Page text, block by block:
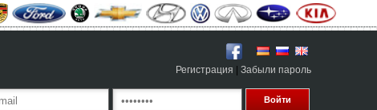
Регистрация Забыли пароль